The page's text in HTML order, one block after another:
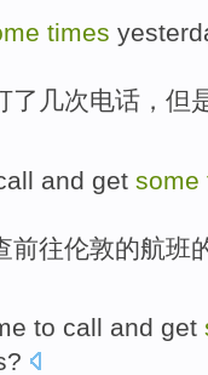
times
了 几次电话 ， 但
and get some
前往伦敦的航班
to call and get